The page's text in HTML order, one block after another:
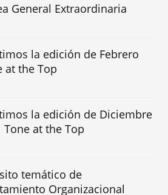
General Extraordinaria
la edición de Febrero
at the Top
la edición de Diciembre
Tone at the Top
temático de
Organizacional